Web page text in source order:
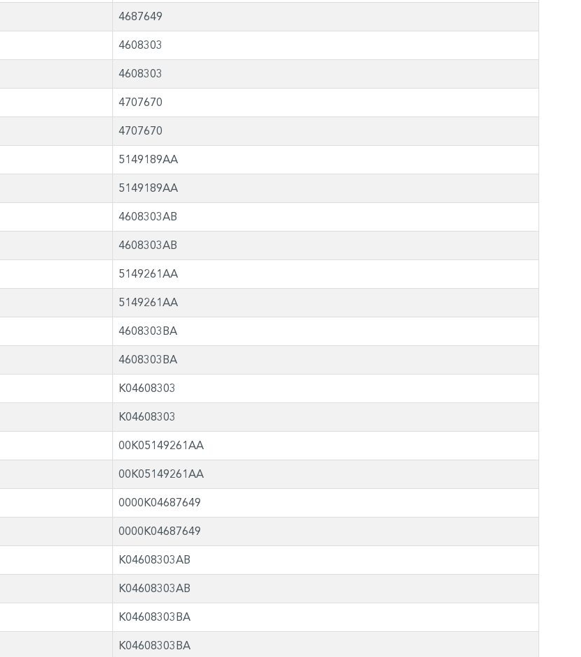
4687649
4608303
4608303
4707670
4707670
5149189AA
5149189AA
4608303AB
4608303AB
5149261AA
5149261AA
4608303BA
4608303BA
K04608303
K04608303
00K05149261AA
00K05149261AA
0000K04687649
0000K04687649
K04608303AB
K04608303AB
K04608303BA
K04608303BA